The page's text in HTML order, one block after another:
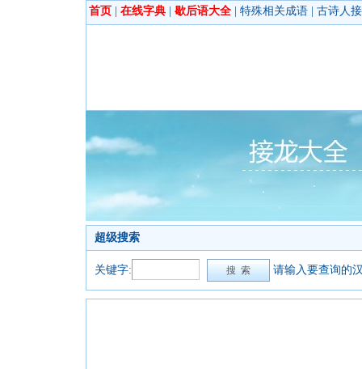
首页 在线字典 歇后语大全 特殊相关成语 古诗人
超级搜索
关键字: 请输入要查询的